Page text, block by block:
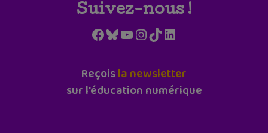
Suivez-nous !
Facebook
Bluesky
YouTube
Instagram
TikTokLinkedIn
Reçoisla newsletter
sur l'éducation numérique